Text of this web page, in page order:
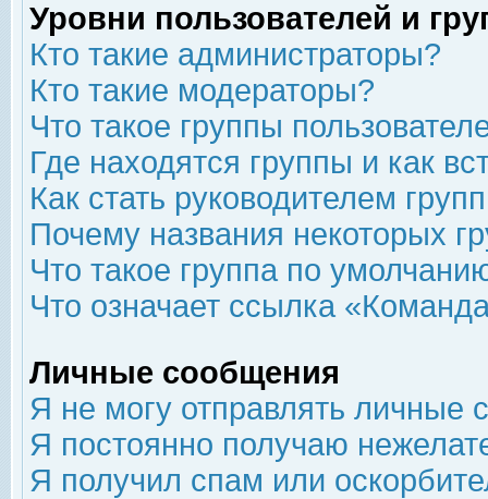
Уровни пользователей и
Кто такие администраторы?
Кто такие модераторы?
Что такое группы
Где находятся группы и как
Как стать руководителем
Почему названия некоторых
Что такое группа по
Что означает ссылка
Личные сообщения
Я не могу отправлять личные
Я постоянно получаю
Я получил спам или